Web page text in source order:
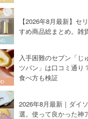
【2026年8月最新】セ
すめ商品総まとめ。雑
入手困難のセブン「じ
ツパン」は口コミ通り
食べ方も検証
2026年8月最新｜ダイ
選。使って良かった神